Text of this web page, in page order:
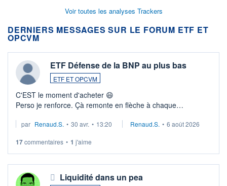
Voir toutes les analyses Trackers
DERNIERS MESSAGES SUR LE FORUM ETF ET
OPCVM
ETF Défense de la BNP au plus bas
ETF ET OPCVM
C'EST le moment d'acheter 😄​
Perso je renforce. Çà remonte en flèche à chaque
Investissement long terme tip top pour sa retraite.
par Renaud.S. • 30 avr. • 13:20 Renaud.S. • 6 août 2026
17commentaires • 1 j'aime
Liquidité dans un pea